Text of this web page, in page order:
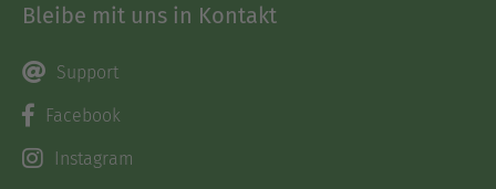
Bleibe mit uns in Kontakt
Support
Facebook
Instagram